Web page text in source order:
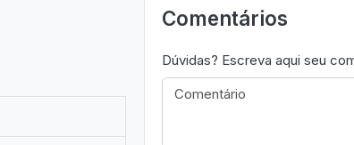
Comentários
Dúvidas? Escreva aqui seu